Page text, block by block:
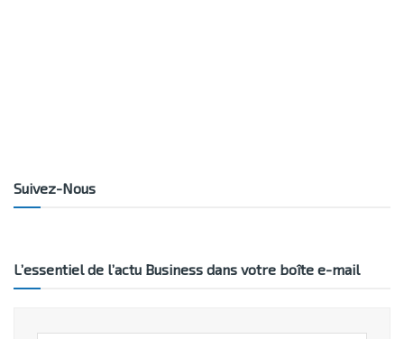
Suivez-Nous
L’essentiel de l’actu Business dans votre boîte e-mail